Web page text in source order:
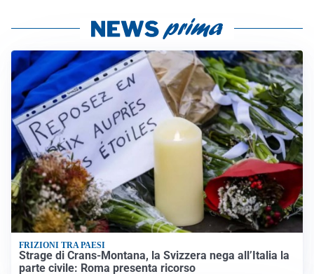
FRIZIONI TRA PAESI
Strage di Crans-Montana, la Svizzera nega all’Italia la
parte civile: Roma presenta ricorso